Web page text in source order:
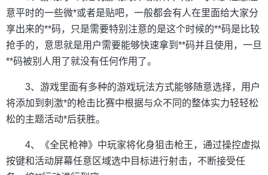
意平时的一些微*或者是贴吧，一般都会有人在里面给大家分
享出来的**码，只是需要特别注意的是这个时候的**码是比较
抢手的，意思就是用户需要能够快速拿到**码并且使用，一旦
**码被别人用了就没有任何作用了。
3、游戏里面有多种的游戏玩法方式能够随意选择，用户
将添加到刺激*的枪击比赛中根据与众不同的整体实力轻轻松
松的主题活动*后获胜。
4、《全民枪神》中玩家将化身狙击枪王，通过操控虚拟
按键和活动屏幕任意区域选中目标进行射击，不断接受任